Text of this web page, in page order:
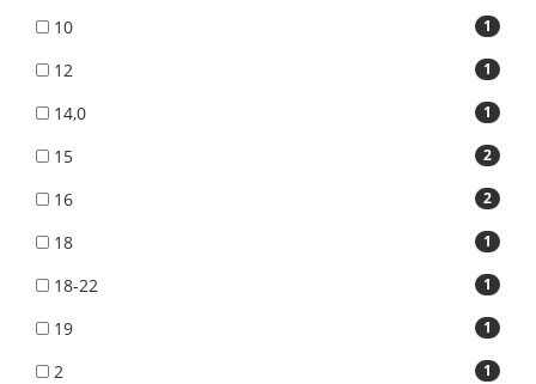
1
10
1
12
1
14,0
2
15
2
16
1
18
1
18-22
1
19
1
2